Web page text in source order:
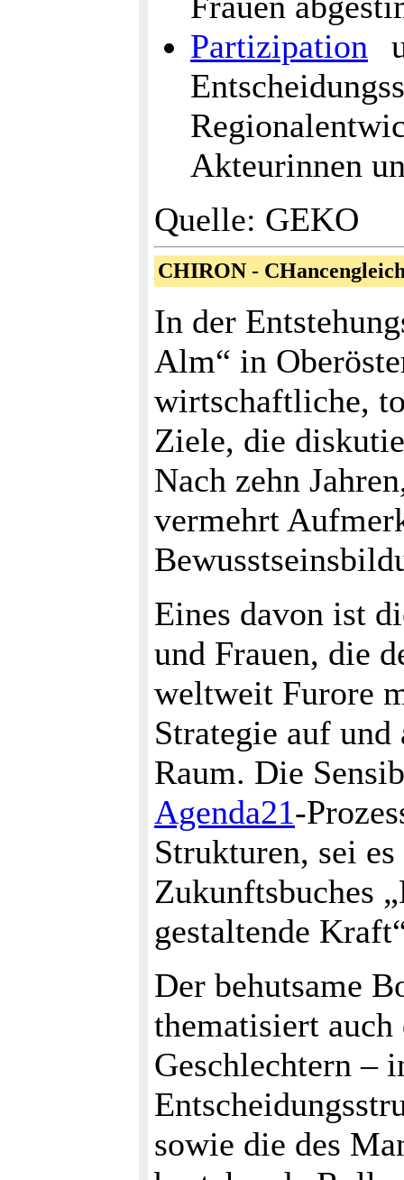
Partizipation
Akteurinnen
Quelle: GEKO
CHIRON -
In der
Alm“ in
wirtschaftliche,
Ziele, die
Nach zehn
vermehrt
Eines davon ist
und Frauen, die
weltweit Furore
Strategie auf
Raum. Die
Agenda21-
Strukturen, sei
Zukunftsbuches
gestaltende
Der behutsame
thematisiert
Geschlechtern –
sowie die des